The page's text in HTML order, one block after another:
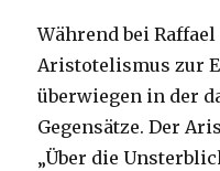
Während bei
Aristotelismus zur
überwiegen in der
Gegensätze. Der
„Über die